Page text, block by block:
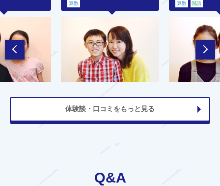
算数
算数
国語
体験談・口コミをもっと見る
Q&A